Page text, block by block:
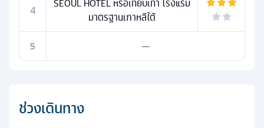
4
มาตรฐานเกาหลีใต้
5
—
ช่วงเดินทาง